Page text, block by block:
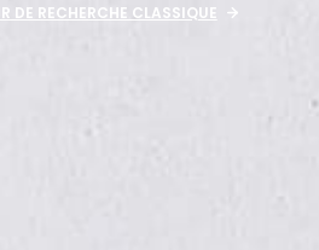
DE RECHERCHE CLASSIQUE